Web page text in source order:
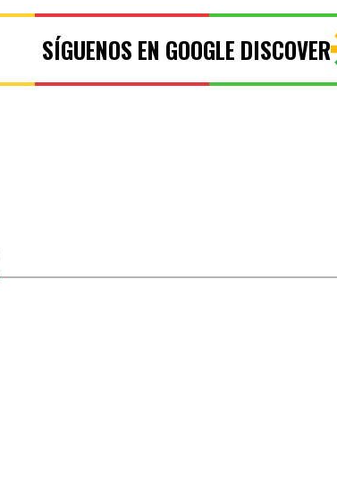
SÍGUENOS EN GOOGLE DISCOVER